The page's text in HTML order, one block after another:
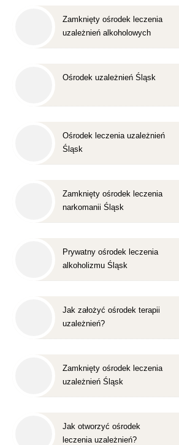
Zamknięty ośrodek leczenia
uzależnień alkoholowych
Ośrodek uzależnień Śląsk
Ośrodek leczenia uzależnień
Śląsk
Zamknięty ośrodek leczenia
narkomanii Śląsk
Prywatny ośrodek leczenia
alkoholizmu Śląsk
Jak założyć ośrodek terapii
uzależnień?
Zamknięty ośrodek leczenia
uzależnień Śląsk
Jak otworzyć ośrodek
leczenia uzależnień?